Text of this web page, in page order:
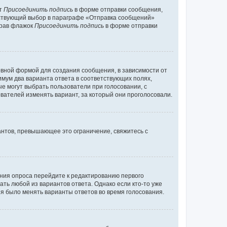
Присоединить подпись в форме отправки сообщения,
выбор в параграфе «Отправка сообщений»
флажок Присоединить подпись в форме отправки
формой для создания сообщения, в зависимости от
два варианта ответа в соответствующих полях,
могут выбрать пользователи при голосовании, с
изменять вариант, за который они проголосовали.
превышающее это ограничение, свяжитесь с
опроса перейдите к редактированию первого
любой из вариантов ответа. Однако если кто-то уже
было менять варианты ответов во время голосования.